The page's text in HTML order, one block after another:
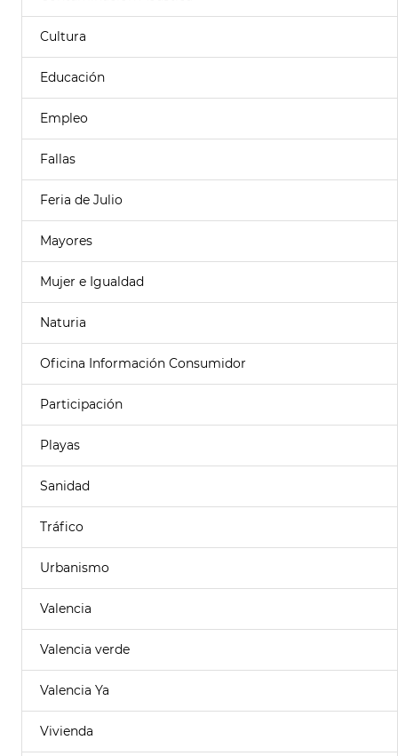
Cultura
Educación
Empleo
Fallas
Feria de Julio
Mayores
Mujer e Igualdad
Naturia
Oficina Información Consumidor
Participación
Playas
Sanidad
Tráfico
Urbanismo
Valencia
Valencia verde
Valencia Ya
Vivienda